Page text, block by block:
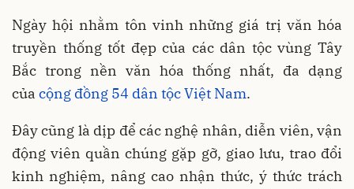
Ngày hội nhằm tôn vinh những giá trị văn hóa
truyền thống tốt đẹp của các dân tộc vùng Tây
Bắc trong nền văn hóa thống nhất, đa dạng
của cộng đồng 54 dân tộc Việt Nam.
Đây cũng là dịp để các nghệ nhân, diễn viên, vận
động viên quần chúng gặp gỡ, giao lưu, trao đổi
kinh nghiệm, nâng cao nhận thức, ý thức trách